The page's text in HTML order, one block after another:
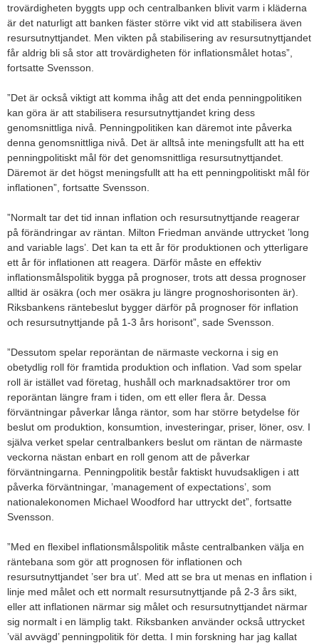
trovärdigheten byggts upp och centralbanken blivit varm i kläderna
är det naturligt att banken fäster större vikt vid att stabilisera även
resursutnyttjandet. Men vikten på stabilisering av resursutnyttjandet
får aldrig bli så stor att trovärdigheten för inflationsmålet hotas”,
fortsatte Svensson.
”Det är också viktigt att komma ihåg att det enda penningpolitiken
kan göra är att stabilisera resursutnyttjandet kring dess
genomsnittliga nivå. Penningpolitiken kan däremot inte påverka
denna genomsnittliga nivå. Det är alltså inte meningsfullt att ha ett
penningpolitiskt mål för det genomsnittliga resursutnyttjandet.
Däremot är det högst meningsfullt att ha ett penningpolitiskt mål för
inflationen”, fortsatte Svensson.
”Normalt tar det tid innan inflation och resursutnyttjande reagerar
på förändringar av räntan. Milton Friedman använde uttrycket ’long
and variable lags’. Det kan ta ett år för produktionen och ytterligare
ett år för inflationen att reagera. Därför måste en effektiv
inflationsmålspolitik bygga på prognoser, trots att dessa prognoser
alltid är osäkra (och mer osäkra ju längre prognoshorisonten är).
Riksbankens räntebeslut bygger därför på prognoser för inflation
och resursutnyttjande på 1-3 års horisont”, sade Svensson.
”Dessutom spelar reporäntan de närmaste veckorna i sig en
obetydlig roll för framtida produktion och inflation. Vad som spelar
roll är istället vad företag, hushåll och marknadsaktörer tror om
reporäntan längre fram i tiden, om ett eller flera år. Dessa
förväntningar påverkar långa räntor, som har större betydelse för
beslut om produktion, konsumtion, investeringar, priser, löner, osv. I
själva verket spelar centralbankers beslut om räntan de närmaste
veckorna nästan enbart en roll genom att de påverkar
förväntningarna. Penningpolitik består faktiskt huvudsakligen i att
påverka förväntningar, ’management of expectations’, som
nationalekonomen Michael Woodford har uttryckt det”, fortsatte
Svensson.
”Med en flexibel inflationsmålspolitik måste centralbanken välja en
räntebana som gör att prognosen för inflationen och
resursutnyttjandet ’ser bra ut’. Med att se bra ut menas en inflation i
linje med målet och ett normalt resursutnyttjande på 2-3 års sikt,
eller att inflationen närmar sig målet och resursutnyttjandet närmar
sig normalt i en lämplig takt. Riksbanken använder också uttrycket
’väl avvägd’ penningpolitik för detta. I min forskning har jag kallat